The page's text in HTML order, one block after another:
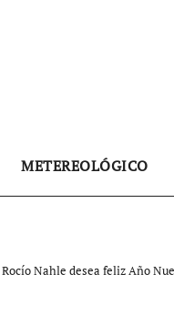
METEREOLÓGICO
Rocío Nahle desea feliz Año